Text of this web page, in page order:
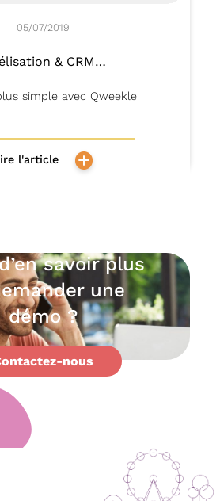
05/07/2019
& CRM…
simple avec Qweekle
l'article
savoir plus
une
démo ?
nous